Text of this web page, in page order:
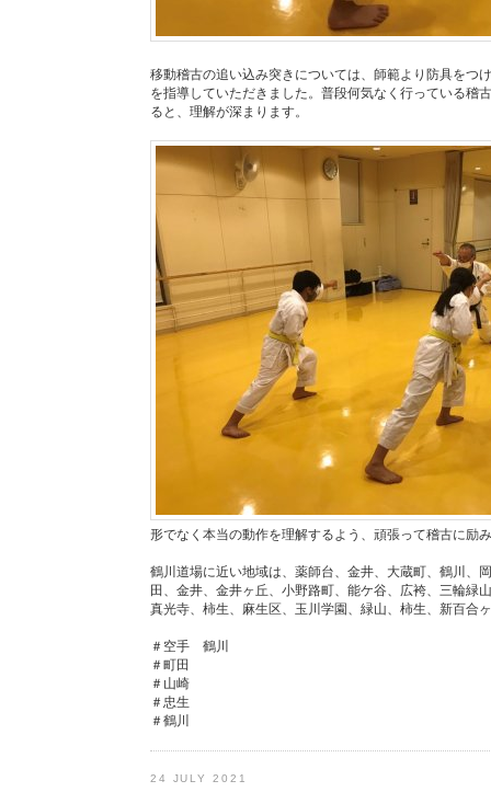
移動稽古の追い込み突きについては、師範より防具をつ
を指導していただきました。普段何気なく行っている稽
ると、理解が深まります。
形でなく本当の動作を理解するよう、頑張って稽古に励
鶴川道場に近い地域は、薬師台、金井、大蔵町、鶴川、
田、金井、金井ヶ丘、小野路町、能ケ谷、広袴、三輪緑
真光寺、柿生、麻生区、玉川学園、緑山、柿生、新百合
＃空手 鶴川
＃町田
＃山崎
＃忠生
＃鶴川
24 JULY 2021